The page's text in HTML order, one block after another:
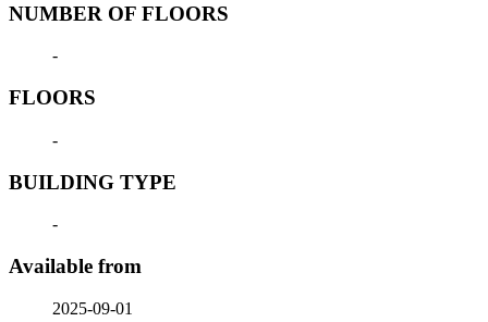
NUMBER OF FLOORS
-
FLOORS
-
BUILDING TYPE
-
Available from
2025-09-01